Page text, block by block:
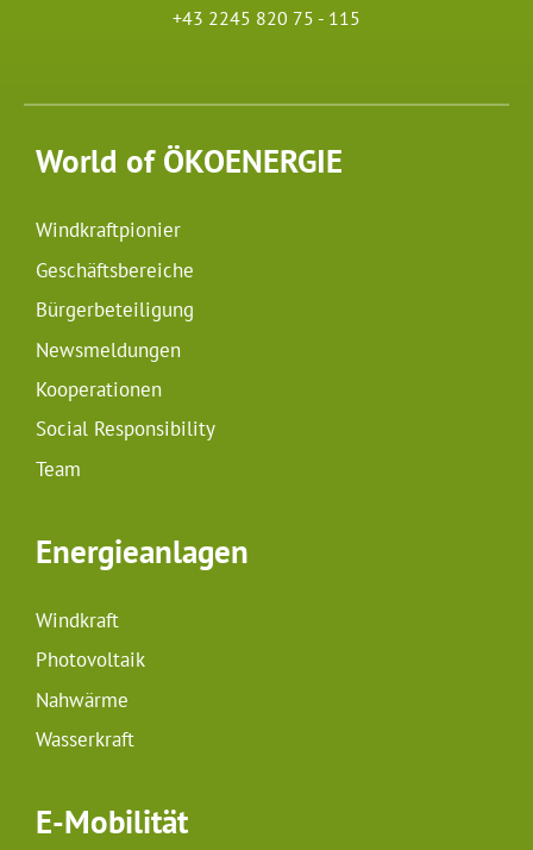
+43 2245 820 75 - 115
World of ÖKOENERGIE
Windkraftpionier
Geschäftsbereiche
Bürgerbeteiligung
Newsmeldungen
Kooperationen
Social Responsibility
Team
Energieanlagen
Windkraft
Photovoltaik
Nahwärme
Wasserkraft
E-Mobilität